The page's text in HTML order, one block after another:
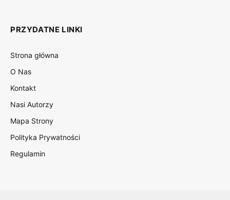
PRZYDATNE LINKI
Strona główna
O Nas
Kontakt
Nasi Autorzy
Mapa Strony
Polityka Prywatności
Regulamin